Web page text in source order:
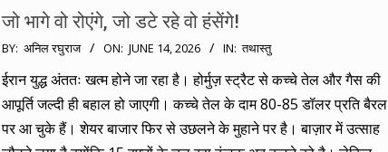
जो भागे वो रोएंगे, जो डटे रहे वो हंसेंगे!
2026-
06-
14
BY: अनिल रघुराज ON: JUNE 14, 2026 IN: तथास्तु
ईरान युद्ध अंततः खत्म होने जा रहा है। होर्मुज़ स्ट्रैट से कच्चे तेल और गैस की
आपूर्ति जल्दी ही बहाल हो जाएगी। कच्चे तेल के दाम 80-85 डॉलर प्रति बैरल
पर आ चुके हैं। शेयर बाजार फिर से उछलने के मुहाने पर है। बाज़ार में उत्साह